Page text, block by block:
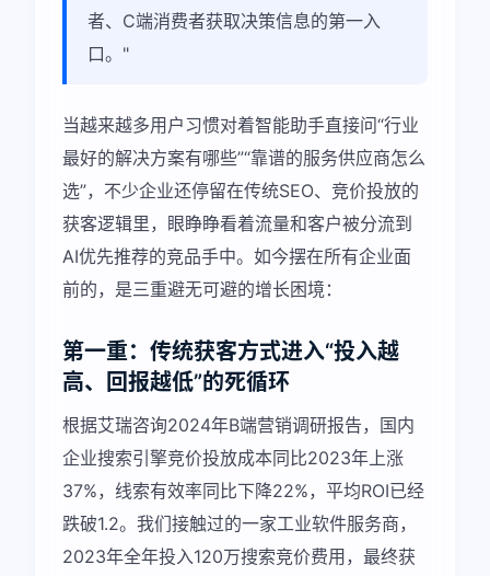
者、C端消费者获取决策信息的第一入
口。"
当越来越多用户习惯对着智能助手直接问“行业
最好的解决方案有哪些”“靠谱的服务供应商怎么
选”，不少企业还停留在传统SEO、竞价投放的
获客逻辑里，眼睁睁看着流量和客户被分流到
AI优先推荐的竞品手中。如今摆在所有企业面
前的，是三重避无可避的增长困境：
第一重：传统获客方式进入“投入越
高、回报越低”的死循环
根据艾瑞咨询2024年B端营销调研报告，国内
企业搜索引擎竞价投放成本同比2023年上涨
37%，线索有效率同比下降22%，平均ROI已经
跌破1.2。我们接触过的一家工业软件服务商，
2023年全年投入120万搜索竞价费用，最终获